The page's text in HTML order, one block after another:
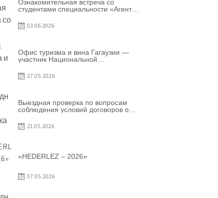
Ознакомительная встреча со
студентами специальности «Агент
03.06.2026
Офис туризма и вина Гагаузии —
участник Национальной
27.05.2026
Выездная проверка по вопросам
соблюдения условий договоров о
предприятия SRL Baurlukhouse
21.05.2026
«HEDERLEZ – 2026»
07.05.2026